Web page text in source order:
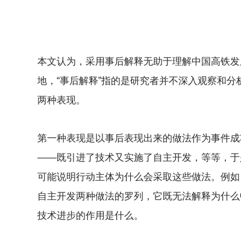
本文认为，采用事后解释无助于理解中国高铁
地，“事后解释”指的是研究者并不深入观察和
两种表现。
第一种表现是以事后表现出来的做法作为事件
——既引进了技术又实施了自主开发，等等，于
可能说明行动主体为什么会采取这些做法。例
自主开发两种做法的罗列，它既无法解释为什
技术进步的作用是什么。